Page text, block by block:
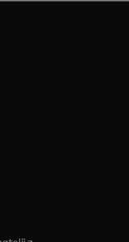
in a new tab